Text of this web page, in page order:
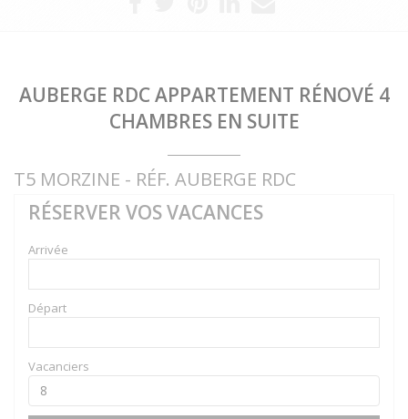
AUBERGE RDC APPARTEMENT RÉNOVÉ 4
CHAMBRES EN SUITE
T5 MORZINE - RÉF. AUBERGE RDC
RÉSERVER VOS VACANCES
Arrivée
Départ
Vacanciers